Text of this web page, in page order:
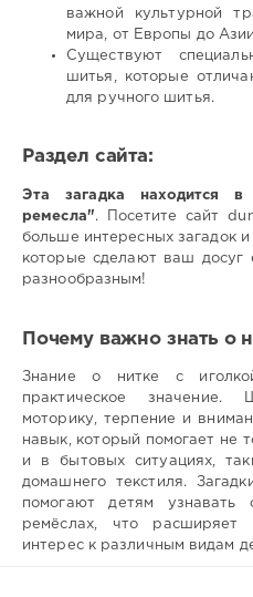
важной культурной
мира, от Европы до
Существуют
шитья, которые
для ручного шитья.
Раздел сайта:
Эта загадка находится
ремесла". Посетите сайт
больше интересных загадок
которые сделают ваш досуг
разнообразным!
Почему важно знать о
Знание о нитке с
практическое значение.
моторику, терпение и
навык, который помогает не
и в бытовых ситуациях,
домашнего текстиля.
помогают детям
ремёслах, что расширяет
интерес к различным видам